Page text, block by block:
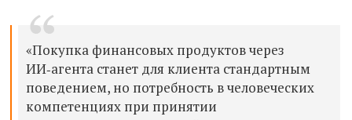
«Покупка финансовых продуктов через
ИИ‑агента станет для клиента стандартным
поведением, но потребность в человеческих
компетенциях при принятии